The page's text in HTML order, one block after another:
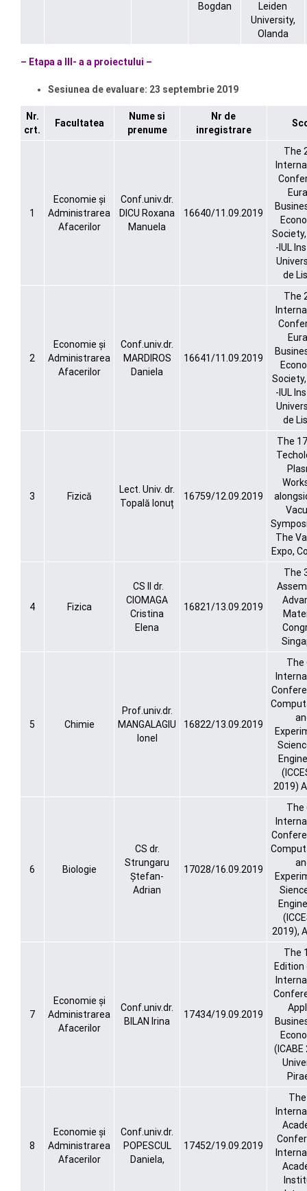
Bogdan
Leiden
University,
Olanda
– Etapa a III- a a proiectului –
Sesiunea de evaluare: 23 septembrie 2019
Nr.
crt.
Facultatea
Nume si
prenume
Nr de
inregistrare
1
Economie și
Administrarea
Afacerilor
Conf.univ.dr.
DICU Roxana
Manuela
16640/11.09.2019
The
-IUL
de
2
Economie și
Administrarea
Afacerilor
Conf.univ.dr.
MARDIROS
Daniela
16641/11.09.2019
The
-IUL
de
3 Fizică
Lect. Univ. dr.
Topală Ionuț
16759/12.09.2019
The
The
Expo,
4 Fizica
CS II dr.
CIOMAGA
Cristina
Elena
16821/13.09.2019
The
5 Chimie
Prof.univ.dr.
MANGALAGIU
Ionel
16822/13.09.2019
The
2019)
6 Biologie
CS dr.
Strungaru
Ștefan-
Adrian
17028/16.09.2019
The
2019),
7
Economie și
Administrarea
Afacerilor
Conf.univ.dr.
BILAN Irina
17434/19.09.2019
The
(ICABE
8
Economie și
Administrarea
Afacerilor
Conf.univ.dr.
POPESCUL
Daniela,
17452/19.09.2019
The